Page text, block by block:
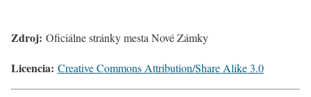
Zdroj: Oficiálne stránky mesta Nové Zámky
Licencia: Creative Commons Attribution/Share Alike 3.0